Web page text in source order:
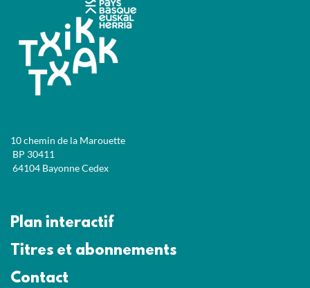
10 chemin de la Marouette
BP 30411
64104 Bayonne Cedex
Plan interactif
Titres et abonnements
Contact